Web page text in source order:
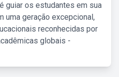
guiar os estudantes em sua
uma geração excepcional,
reconhecidas por
globais -